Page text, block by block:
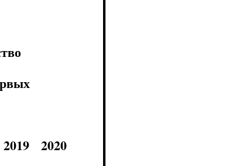
2019
2020